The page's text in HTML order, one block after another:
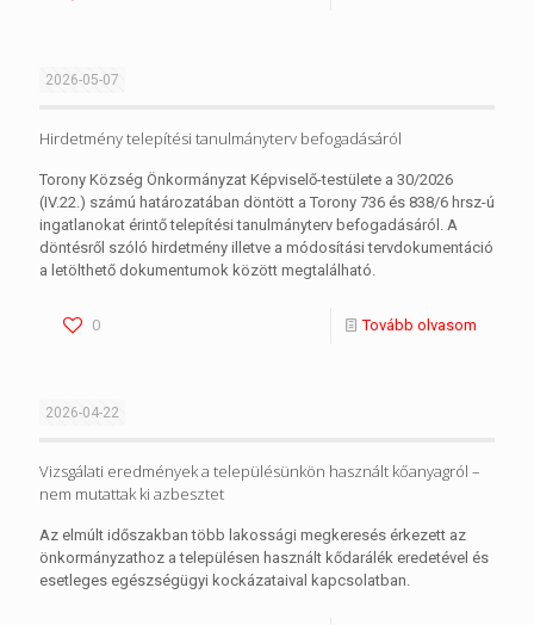
2026-05-07
Hirdetmény telepítési tanulmányterv befogadásáról
Torony Község Önkormányzat Képviselő-testülete a 30/2026
(IV.22.) számú határozatában döntött a Torony 736 és 838/6 hrsz-ú
ingatlanokat érintő telepítési tanulmányterv befogadásáról. A
döntésről szóló hirdetmény illetve a módosítási tervdokumentáció
a letölthető dokumentumok között megtalálható.
0 Tovább olvasom
2026-04-22
Vizsgálati eredmények a településünkön használt kőanyagról –
nem mutattak ki azbesztet
Az elmúlt időszakban több lakossági megkeresés érkezett az
önkormányzathoz a településen használt kődarálék eredetével és
esetleges egészségügyi kockázataival kapcsolatban.